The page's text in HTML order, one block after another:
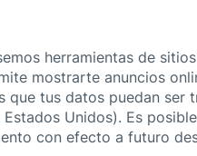
herramientas de
mostrarte anuncios
tus datos puedan
Unidos). Es
con efecto a futuro